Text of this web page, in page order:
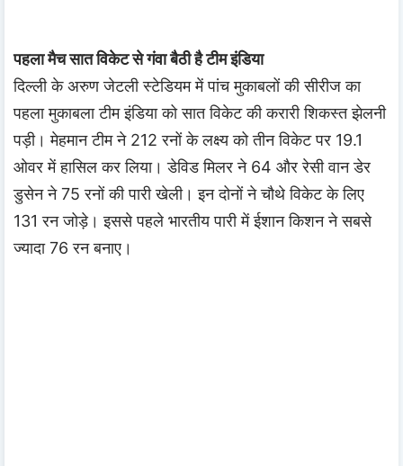
पहला मैच सात विकेट से गंवा बैठी है टीम इंडिया
दिल्ली के अरुण जेटली स्टेडियम में पांच मुकाबलों की सीरीज का
पहला मुकाबला टीम इंडिया को सात विकेट की करारी शिकस्त झेलनी
पड़ी। मेहमान टीम ने 212 रनों के लक्ष्य को तीन विकेट पर 19.1
ओवर में हासिल कर लिया। डेविड मिलर ने 64 और रेसी वान डेर
डुसेन ने 75 रनों की पारी खेली। इन दोनों ने चौथे विकेट के लिए
131 रन जोड़े। इससे पहले भारतीय पारी में ईशान किशन ने सबसे
ज्यादा 76 रन बनाए।